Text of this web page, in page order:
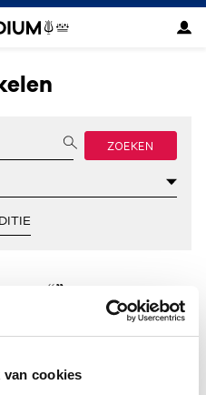
cookies
ZOEKEN
voor “”.